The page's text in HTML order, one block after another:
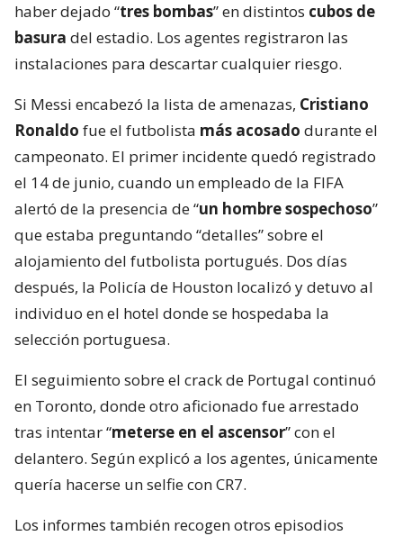
haber dejado “tres bombas” en distintos cubos de
basura del estadio. Los agentes registraron las
instalaciones para descartar cualquier riesgo.
Si Messi encabezó la lista de amenazas, Cristiano
Ronaldo fue el futbolista más acosado durante el
campeonato. El primer incidente quedó registrado
el 14 de junio, cuando un empleado de la FIFA
alertó de la presencia de “un hombre sospechoso”
que estaba preguntando “detalles” sobre el
alojamiento del futbolista portugués. Dos días
después, la Policía de Houston localizó y detuvo al
individuo en el hotel donde se hospedaba la
selección portuguesa.
El seguimiento sobre el crack de Portugal continuó
en Toronto, donde otro aficionado fue arrestado
tras intentar “meterse en el ascensor” con el
delantero. Según explicó a los agentes, únicamente
quería hacerse un selfie con CR7.
Los informes también recogen otros episodios